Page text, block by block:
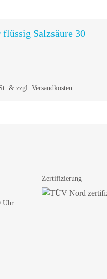
flüssig Salzsäure 30
& zzgl. Versandkosten
Uhr
Zertifizierung